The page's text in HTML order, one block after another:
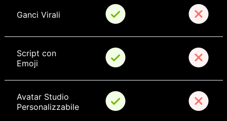
Ganci Virali
Script con
Emoji
Avatar Studio
Personalizzabile